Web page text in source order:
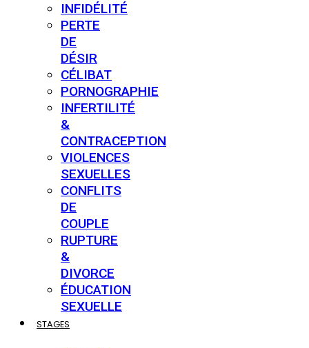
INFIDÉLITÉ
PERTE
DE
DÉSIR
CÉLIBAT
PORNOGRAPHIE
INFERTILITÉ
&
CONTRACEPTION
VIOLENCES
SEXUELLES
CONFLITS
DE
COUPLE
RUPTURE
&
DIVORCE
ÉDUCATION
SEXUELLE
STAGES